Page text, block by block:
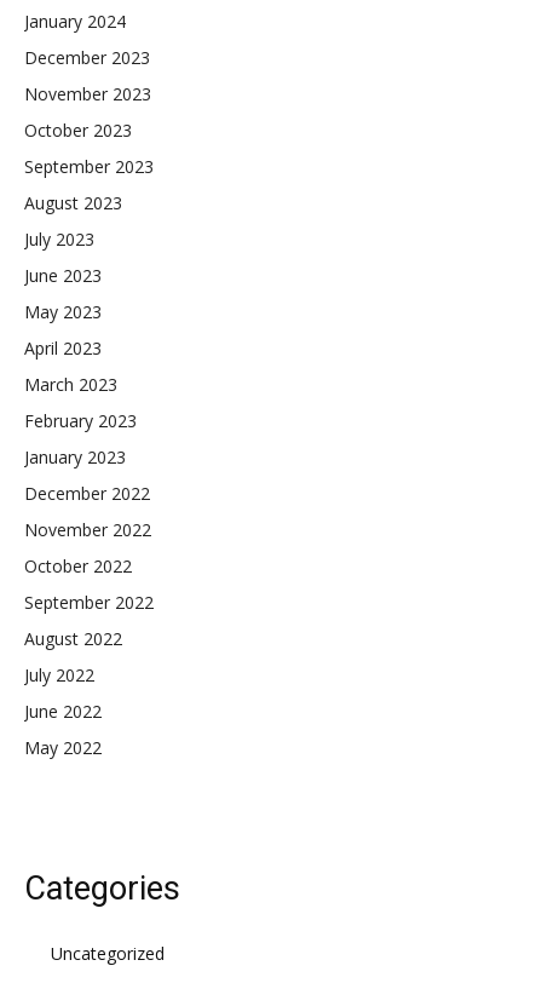
January 2024
December 2023
November 2023
October 2023
September 2023
August 2023
July 2023
June 2023
May 2023
April 2023
March 2023
February 2023
January 2023
December 2022
November 2022
October 2022
September 2022
August 2022
July 2022
June 2022
May 2022
Categories
Uncategorized